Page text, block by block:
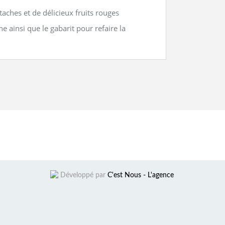
et de délicieux fruits rouges
ainsi que le gabarit pour refaire la
Développé par C'est Nous - L'agence